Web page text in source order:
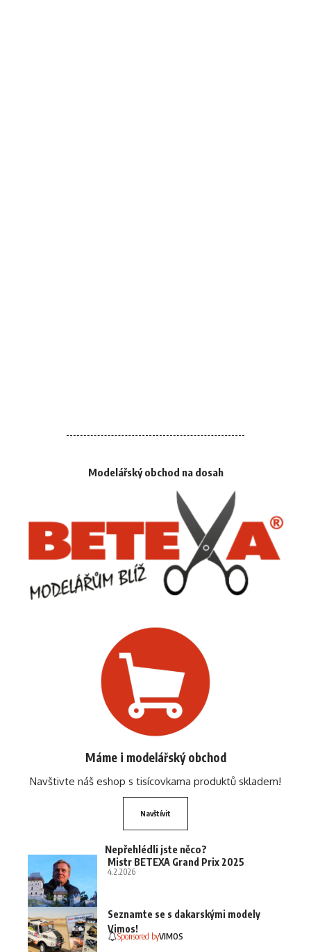
Modelářský obchod na dosah
Máme i modelářský obchod
Navštivte náš eshop s tisícovkama produktů skladem!
Navštívit
Nepřehlédli jste něco?
Mistr BETEXA Grand Prix 2025
4.2.2026
Seznamte se s dakarskými modely
Vimos!
Sponsored byVIMOS